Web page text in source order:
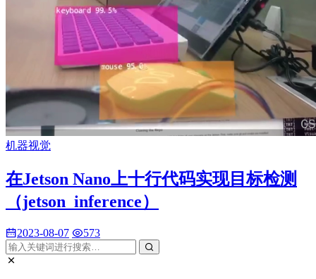
机器视觉
在Jetson Nano上十行代码实现目标检测
（jetson_inference）
2023-08-07 573